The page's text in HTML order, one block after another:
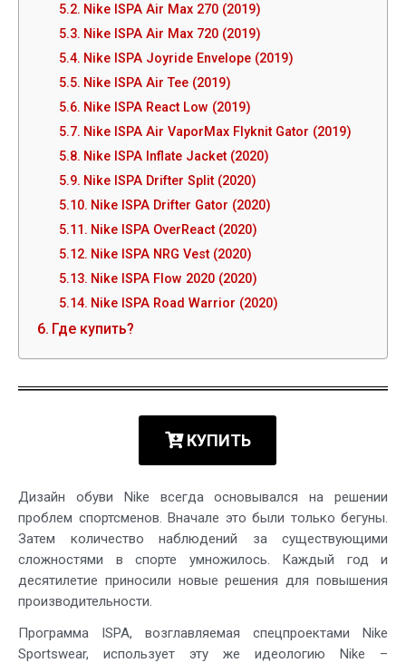
Nike ISPA Air Max 270 (2019)
Nike ISPA Air Max 720 (2019)
Nike ISPA Joyride Envelope (2019)
Nike ISPA Air Tee (2019)
Nike ISPA React Low (2019)
Nike ISPA Air VaporMax Flyknit Gator (2019)
Nike ISPA Inflate Jacket (2020)
Nike ISPA Drifter Split (2020)
Nike ISPA Drifter Gator (2020)
Nike ISPA OverReact (2020)
Nike ISPA NRG Vest (2020)
Nike ISPA Flow 2020 (2020)
Nike ISPA Road Warrior (2020)
Где купить?
КУПИТЬ
Дизайн обуви Nike всегда основывался на решении
проблем спортсменов. Вначале это были только бегуны.
Затем количество наблюдений за существующими
сложностями в спорте умножилось. Каждый год и
десятилетие приносили новые решения для повышения
производительности.
Программа ISPA, возглавляемая спецпроектами Nike
Sportswear, использует эту же идеологию Nike –